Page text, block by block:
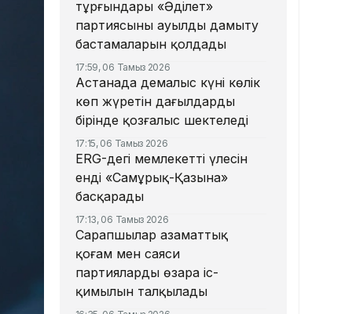
тұрғындары «Әділет»
партиясының ауылды дамыту
бастамаларын қолдады
17:59, 06 Тамыз 2026
Астанада демалыс күні көлік
көп жүретін даңғылдардың
бірінде қозғалыс шектеледі
17:15, 06 Тамыз 2026
ERG-дегі мемлекеттің үлесін
енді «Самұрық-Қазына»
басқарады
17:13, 06 Тамыз 2026
Сарапшылар азаматтық
қоғам мен саяси
партиялардың өзара іс-
қимылын талқылады